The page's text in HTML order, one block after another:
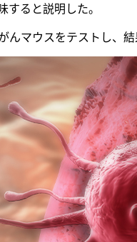
すると説明した。
マウスをテストし、